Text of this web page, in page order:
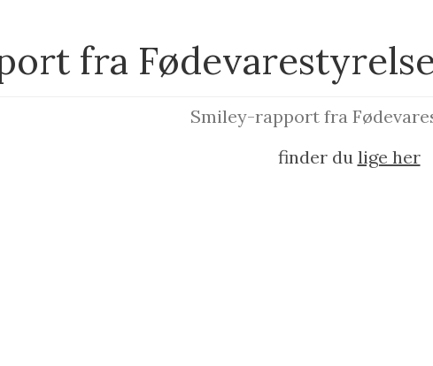
fra
Smiley-rapport fra
finder du lige her